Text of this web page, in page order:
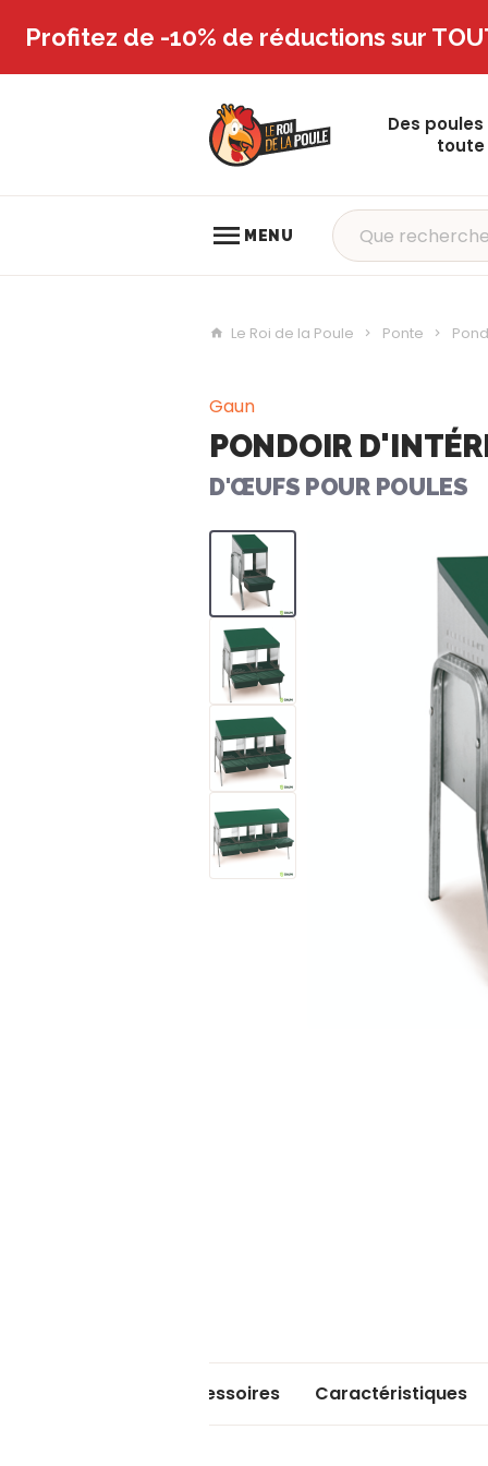
Profitez de -10% de réductions sur
Des
MENU
Le Roi de la Poule Ponte
Gaun
PONDOIR
D'ŒUFS POUR POULES
Accessoires Caractéristiques